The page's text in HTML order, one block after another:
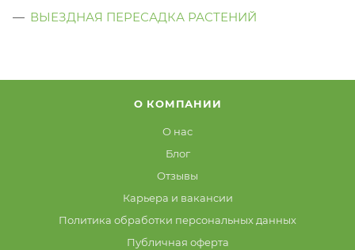
ВЫЕЗДНАЯ ПЕРЕСАДКА РАСТЕНИЙ
О КОМПАНИИ
О нас
Блог
Отзывы
Карьера и вакансии
Политика обработки персональных данных
Публичная оферта